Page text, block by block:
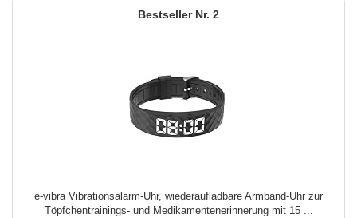
2
e-vibra Vibrationsalarm-Uhr, wiederaufladbare Armband-Uhr zur
Töpfchentrainings- und Medikamentenerinnerung mit 15 ...